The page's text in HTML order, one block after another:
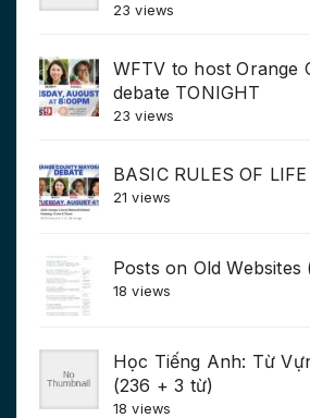
23 views
WFTV to host Orange
debate TONIGHT
23 views
BASIC RULES OF
21 views
Posts on Old Websites
18 views
Học Tiếng Anh: Từ
(236 + 3 từ)
18 views